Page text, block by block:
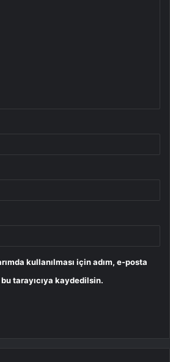
kullanılması için adım, e-posta
tarayıcıya kaydedilsin.